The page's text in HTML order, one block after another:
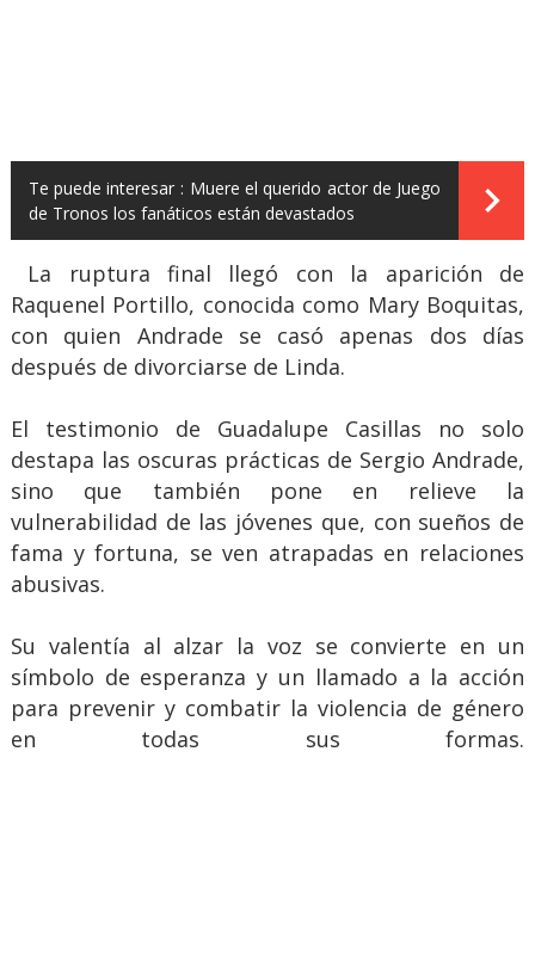
Te puede interesar : Muere el querido actor de Juego
de Tronos los fanáticos están devastados
La ruptura final llegó con la aparición de
Raquenel Portillo, conocida como Mary Boquitas,
con quien Andrade se casó apenas dos días
después de divorciarse de Linda.
El testimonio de Guadalupe Casillas no solo
destapa las oscuras prácticas de Sergio Andrade,
sino que también pone en relieve la
vulnerabilidad de las jóvenes que, con sueños de
fama y fortuna, se ven atrapadas en relaciones
abusivas.
Su valentía al alzar la voz se convierte en un
símbolo de esperanza y un llamado a la acción
para prevenir y combatir la violencia de género
en todas sus formas.